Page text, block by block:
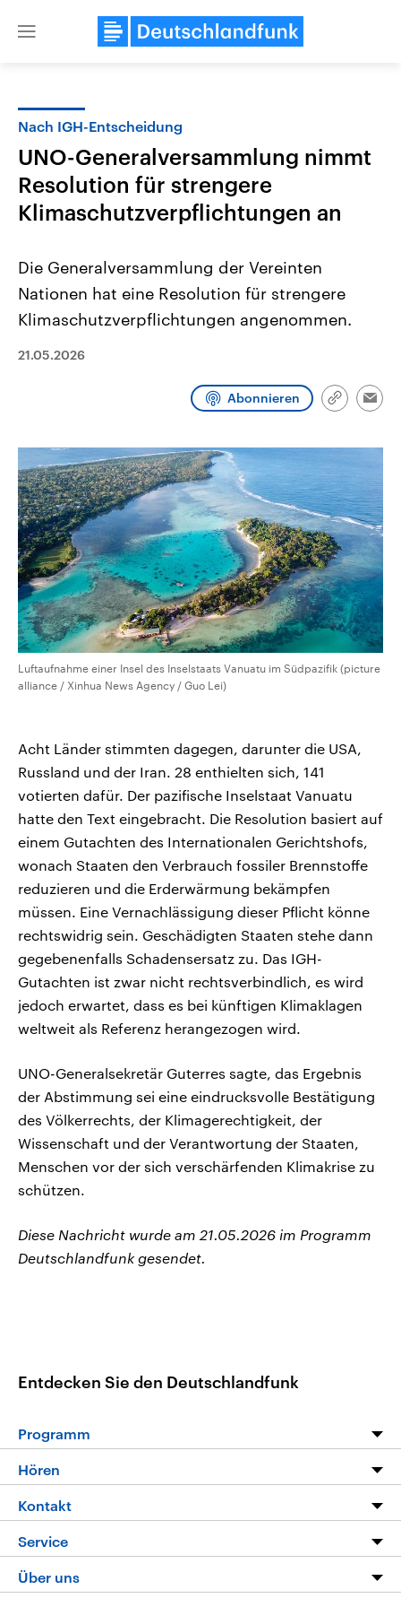
Close
Landtagswahl Sachsen-Anhalt
2026
Sachsen-Anhalt wählt am 6.
Bundesland von einer Koalition aus
und Hintergründe zu den Parteien
und Kandidaten der anstehenden
Wahl.
Aktuelle Beiträge,
den mächtigsten Ländern
mit großem Einfluss auf
aktuelle Weltgeschehen.
Sendungen Programm Podcasts
Audio-Archiv
Nach IGH-Entscheidung
UNO-Generalversammlung nimmt
Resolution für strengere
Klimaschutzverpflichtungen an
Die Generalversammlung der Vereinten
Nationen hat eine Resolution für strengere
Klimaschutzverpflichtungen angenommen.
21.05.2026
Abonnieren
Link
Luftaufnahme einer Insel des Inselstaats Vanuatu im Südpazifik (picture
alliance / Xinhua News Agency / Guo Lei)
Acht Länder stimmten dagegen, darunter die USA,
Russland und der Iran. 28 enthielten sich, 141
votierten dafür. Der pazifische Inselstaat Vanuatu
hatte den Text eingebracht. Die Resolution basiert auf
einem ‌Gutachten des ⁠Internationalen Gerichtshofs,
wonach Staaten den Verbrauch fossiler Brennstoffe
reduzieren und die Erderwärmung bekämpfen
müssen. Eine Vernachlässigung dieser Pflicht könne
rechtswidrig sein. Geschädigten Staaten stehe dann
gegebenenfalls Schadensersatz zu. Das IGH-
Gutachten ist zwar nicht rechtsverbindlich, es wird
jedoch erwartet, dass es bei künftigen Klimaklagen
weltweit als Referenz herangezogen wird.
UNO-Generalsekretär Guterres sagte, das Ergebnis
der Abstimmung sei eine eindrucksvolle Bestätigung
des Völkerrechts, der Klimagerechtigkeit, der
Wissenschaft und der Verantwortung der Staaten,
Menschen vor der sich verschärfenden Klimakrise zu
schützen.
Diese Nachricht wurde am 21.05.2026 im Programm
Deutschlandfunk gesendet.
Entdecken Sie den Deutschlandfunk
Programm
Programm
Die Nachrichten
Nachrichtenleicht
Neue Beiträge auf dlf.de
Hören
Livestream
Podcasts
Deutschlandfunk App
Kontakt
Hörerservice
Service
FAQ
Über uns